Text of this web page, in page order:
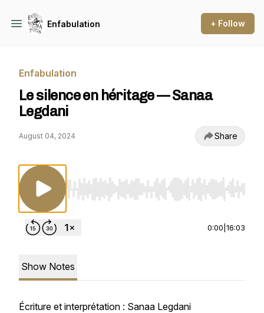
Enfabulation + Follow
Enfabulation
Le silence en héritage — Sanaa
Legdani
August 04, 2024 Share
Use Left/Right to seek, Home/End to jump
0:00 16:03
Show Notes
Écriture et interprétation : Sanaa Legdani